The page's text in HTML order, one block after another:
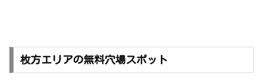
枚方エリアの無料穴場スポット